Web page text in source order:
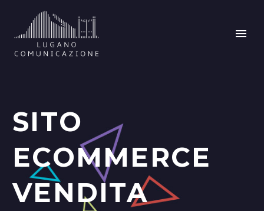
SITO
ECOMMERCE
VENDITA